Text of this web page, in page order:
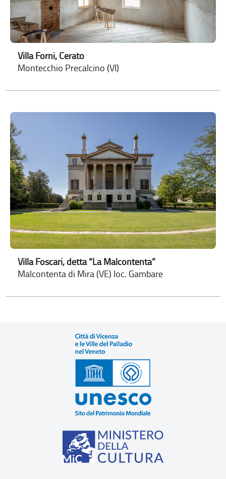
Villa Forni, Cerato
Montecchio Precalcino (VI)
Villa Foscari, detta “La Malcontenta”
Malcontenta di Mira (VE) loc. Gambare